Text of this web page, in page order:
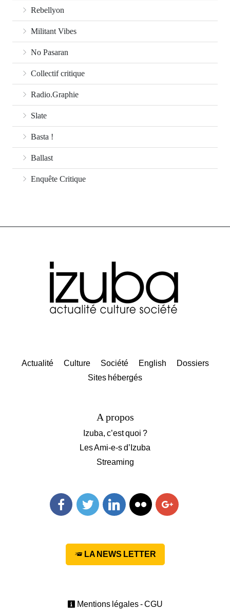
Rebellyon
Militant Vibes
No Pasaran
Collectif critique
Radio.Graphie
Slate
Basta !
Ballast
Enquête Critique
Actualité Culture Société English
Dossiers
Sites hébergés
A propos
Izuba, c’est quoi ?
Les Ami-e-s d’Izuba
Streaming
LA NEWS LETTER
Mentions légales - CGU